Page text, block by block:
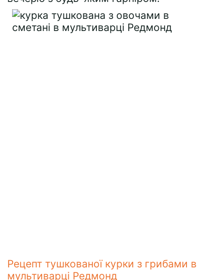
Рецепт тушкованої курки з грибами в
мультиварці Редмонд